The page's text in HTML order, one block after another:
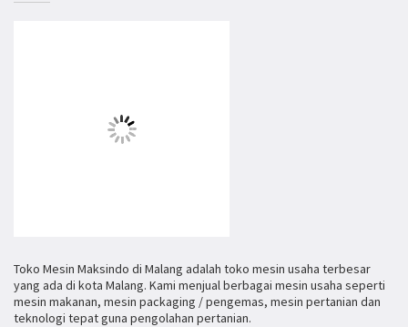
Toko Mesin Maksindo di Malang adalah toko mesin usaha terbesar
yang ada di kota Malang. Kami menjual berbagai mesin usaha seperti
mesin makanan, mesin packaging / pengemas, mesin pertanian dan
teknologi tepat guna pengolahan pertanian.